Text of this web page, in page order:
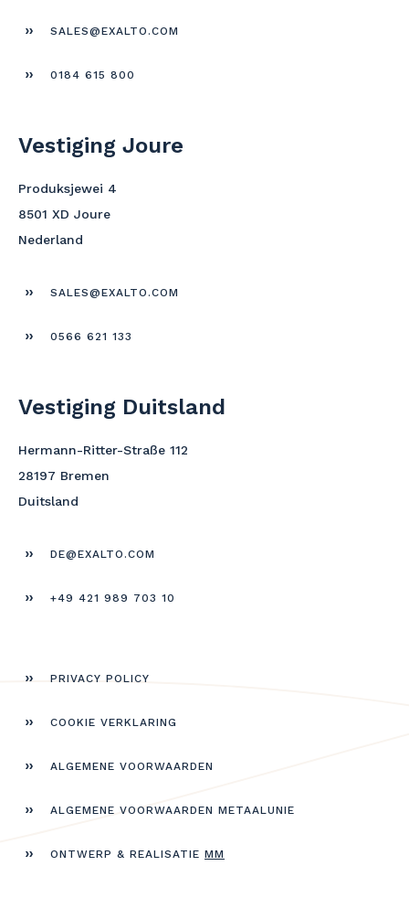
SALES@EXALTO.COM
0184 615 800
Vestiging Joure
Produksjewei 4
8501 XD Joure
Nederland
SALES@EXALTO.COM
0566 621 133
Vestiging Duitsland
Hermann-Ritter-Straße 112
28197 Bremen
Duitsland
DE@EXALTO.COM
+49 421 989 703 10
PRIVACY POLICY
COOKIE VERKLARING
ALGEMENE VOORWAARDEN
ALGEMENE VOORWAARDEN METAALUNIE
ONTWERP & REALISATIE MM